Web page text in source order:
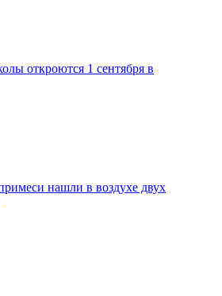
откроются 1 сентября в
нашли в воздухе двух